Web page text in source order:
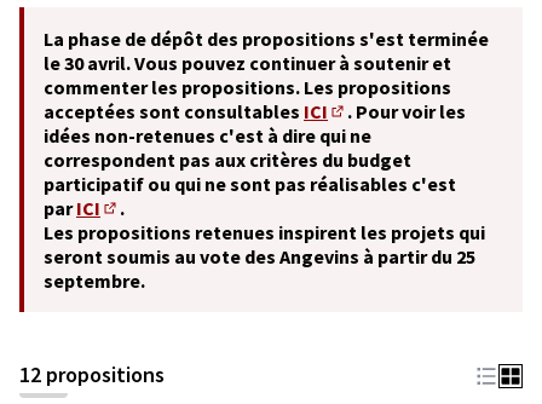
La phase de dépôt des propositions s'est terminée
le 30 avril. Vous pouvez continuer à soutenir et
commenter les propositions. Les propositions
acceptées sont consultables ICI
(S'ouvre dans un nouvel
. Pour voir les
idées non-retenues c'est à dire qui ne
correspondent pas aux critères du budget
participatif ou qui ne sont pas réalisables c'est
parICI
(S'ouvre dans un nouvel onglet)
.
Les propositions retenues inspirent les projets qui
seront soumis au vote des Angevins à partir du 25
septembre.
12 propositions